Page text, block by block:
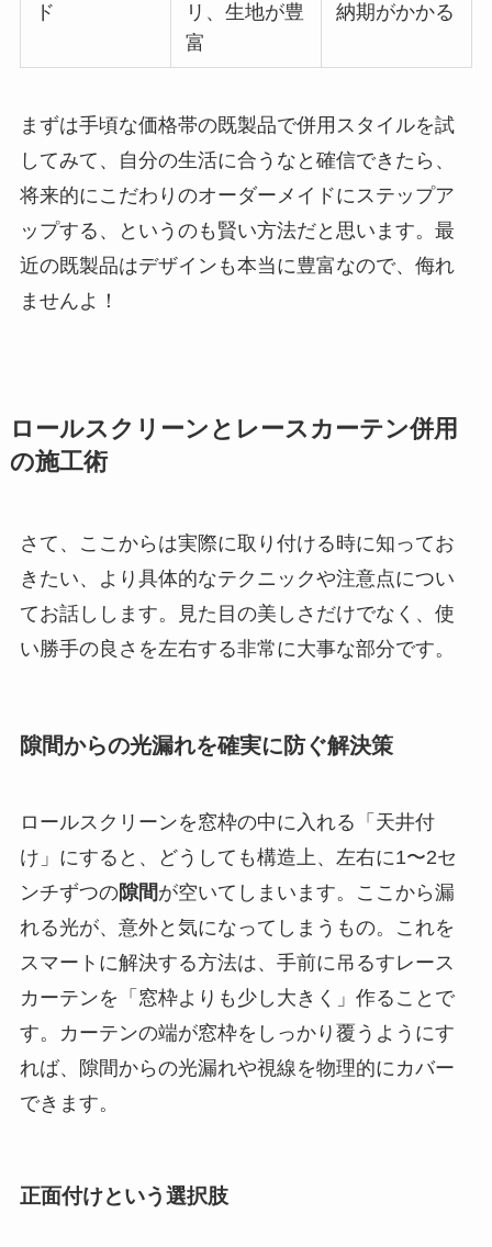
ド
リ、生地が豊
富
納期がかかる
まずは手頃な価格帯の既製品で併用スタイルを試
してみて、自分の生活に合うなと確信できたら、
将来的にこだわりのオーダーメイドにステップア
ップする、というのも賢い方法だと思います。最
近の既製品はデザインも本当に豊富なので、侮れ
ませんよ！
ロールスクリーンとレースカーテン併用
の施工術
さて、ここからは実際に取り付ける時に知ってお
きたい、より具体的なテクニックや注意点につい
てお話しします。見た目の美しさだけでなく、使
い勝手の良さを左右する非常に大事な部分です。
隙間からの光漏れを確実に防ぐ解決策
ロールスクリーンを窓枠の中に入れる「天井付
け」にすると、どうしても構造上、左右に1〜2セ
ンチずつの隙間が空いてしまいます。ここから漏
れる光が、意外と気になってしまうもの。これを
スマートに解決する方法は、手前に吊るすレース
カーテンを「窓枠よりも少し大きく」作ることで
す。カーテンの端が窓枠をしっかり覆うようにす
れば、隙間からの光漏れや視線を物理的にカバー
できます。
正面付けという選択肢